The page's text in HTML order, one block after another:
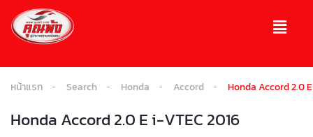
หน้าแรก Search Honda Accord Honda Accord 2.0
Honda Accord 2.0 E i-VTEC 2016